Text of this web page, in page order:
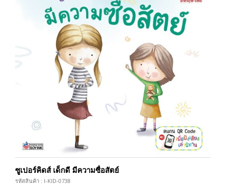
ซูเปอร์คิดส์ เด็กดี มีความซื่อสัตย์
รหัสสินค้า : I-KID-0738